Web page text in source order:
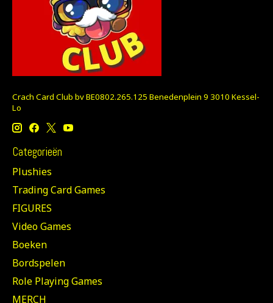
Crach Card Club bv BE0802.265.125 Benedenplein 9 3010 Kessel-
Lo
Categorieën
Plushies
Trading Card Games
FIGURES
Video Games
Boeken
Bordspelen
Role Playing Games
MERCH